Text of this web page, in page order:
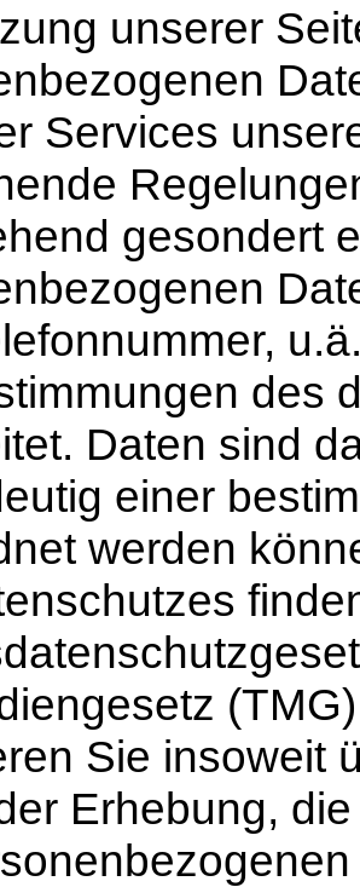
unserer
Services
gesondert
des
Daten sind
einer
werden
Sie insoweit
Erhebung,